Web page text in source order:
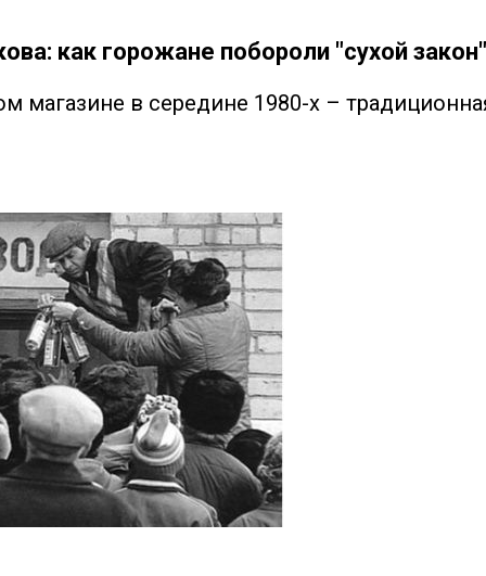
как горожане побороли "сухой закон"
магазине в середине 1980-х –